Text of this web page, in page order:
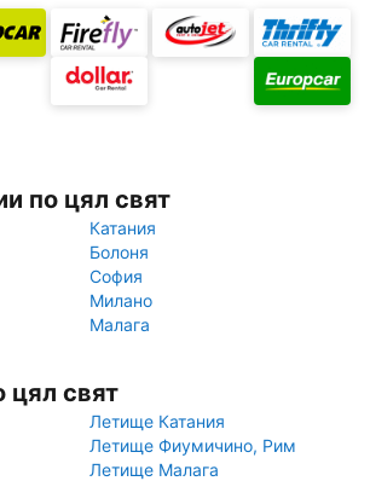
по цял свят
Катания
Болоня
София
Милано
Малага
цял свят
Летище Катания
Летище Фиумичино, Рим
Летище Малага